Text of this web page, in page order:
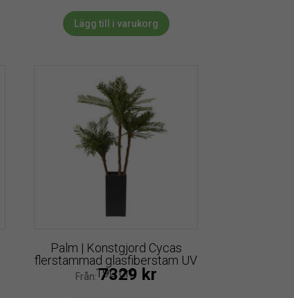
Lägg till i varukorg
Palm | Konstgjord Cycas
flerstammad glasfiberstam UV
190 cm
Från: 7329 kr